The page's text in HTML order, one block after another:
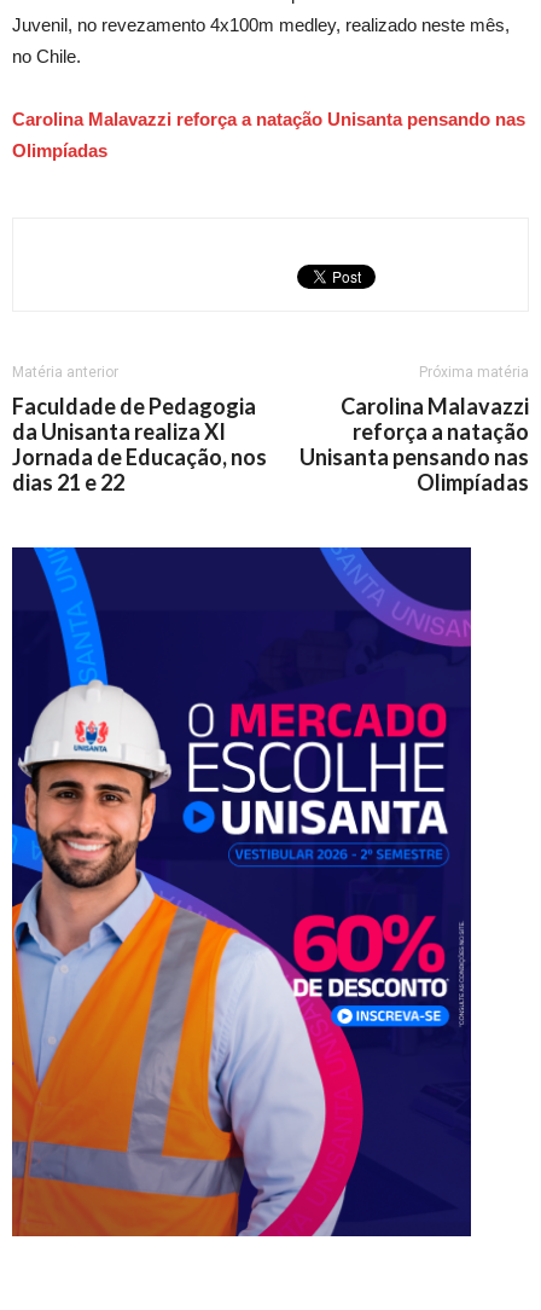
Juvenil, no revezamento 4x100m medley, realizado neste mês,
no Chile.
Carolina Malavazzi reforça a natação Unisanta pensando nas
Olimpíadas
Matéria anterior
Faculdade de Pedagogia
da Unisanta realiza XI
Jornada de Educação, nos
dias 21 e 22
Próxima matéria
Carolina Malavazzi
reforça a natação
Unisanta pensando nas
Olimpíadas